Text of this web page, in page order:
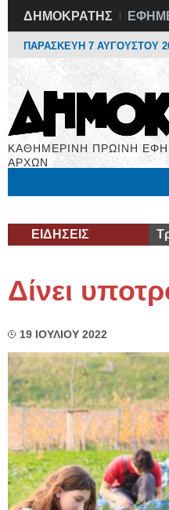
ΔΗΜΟΚΡΑΤΗΣ
ΠΑΡΑΣΚΕΥΗ 7 ΑΥΓΟΥΣΤΟΥ
ΚΑΘΗΜΕΡΙΝΗ ΠΡΩΙΝΗ
ΑΡΧΩΝ
ΕΙΔΗΣΕΙΣ
Δίνει
19 ΙΟΥΛΙΟΥ 2022